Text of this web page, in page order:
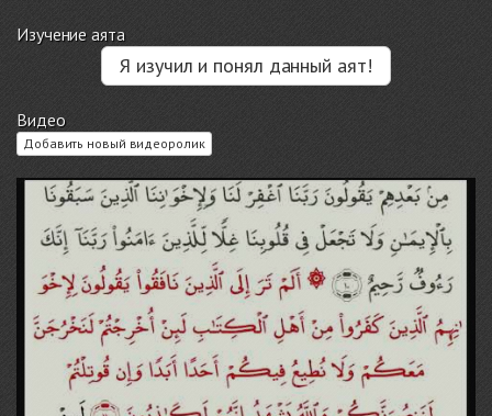
Изучение аята
Я изучил и понял данный аят!
Видео
Добавить новый видеоролик